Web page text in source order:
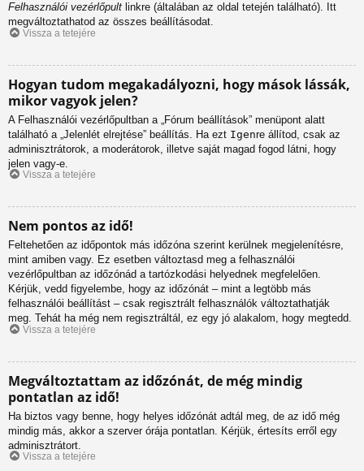
Felhasználói vezérlőpult linkre (általában az oldal tetején található). Itt
megváltoztathatod az összes beállításodat.
Vissza a tetejére
Hogyan tudom megakadályozni, hogy mások lássák,
mikor vagyok jelen?
A Felhasználói vezérlőpultban a „Fórum beállítások” menüpont alatt
található a „Jelenlét elrejtése” beállítás. Ha ezt Igenre állítod, csak az
adminisztrátorok, a moderátorok, illetve saját magad fogod látni, hogy
jelen vagy-e.
Vissza a tetejére
Nem pontos az idő!
Feltehetően az időpontok más időzóna szerint kerülnek megjelenítésre,
mint amiben vagy. Ez esetben változtasd meg a felhasználói
vezérlőpultban az időzónád a tartózkodási helyednek megfelelően.
Kérjük, vedd figyelembe, hogy az időzónát – mint a legtöbb más
felhasználói beállítást – csak regisztrált felhasználók változtathatják
meg. Tehát ha még nem regisztráltál, ez egy jó alakalom, hogy megtedd.
Vissza a tetejére
Megváltoztattam az időzónát, de még mindig
pontatlan az idő!
Ha biztos vagy benne, hogy helyes időzónát adtál meg, de az idő még
mindig más, akkor a szerver órája pontatlan. Kérjük, értesíts erről egy
adminisztrátort.
Vissza a tetejére